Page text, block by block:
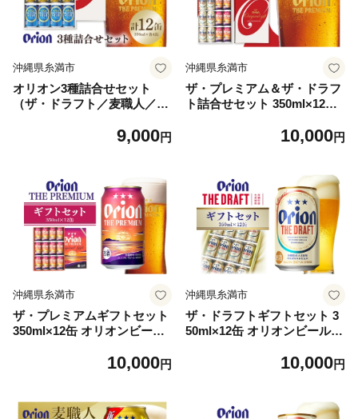
沖縄県糸満市
オリオン3種詰合せセット
（ザ・ドラフト／麦職人／サ
リオンビール ビール 沖縄県
9,000円
沖縄県糸満市
ザ・プレミアム＆ザ・ドラフ
ト詰合せセット 350ml×12缶
10,000円
沖縄県糸満市
ザ・プレミアムギフトセット
350ml×12缶 オリオンビール
10,000円
沖縄県糸満市
ザ・ドラフトギフトセット 3
50ml×12缶 オリオンビール
10,000円